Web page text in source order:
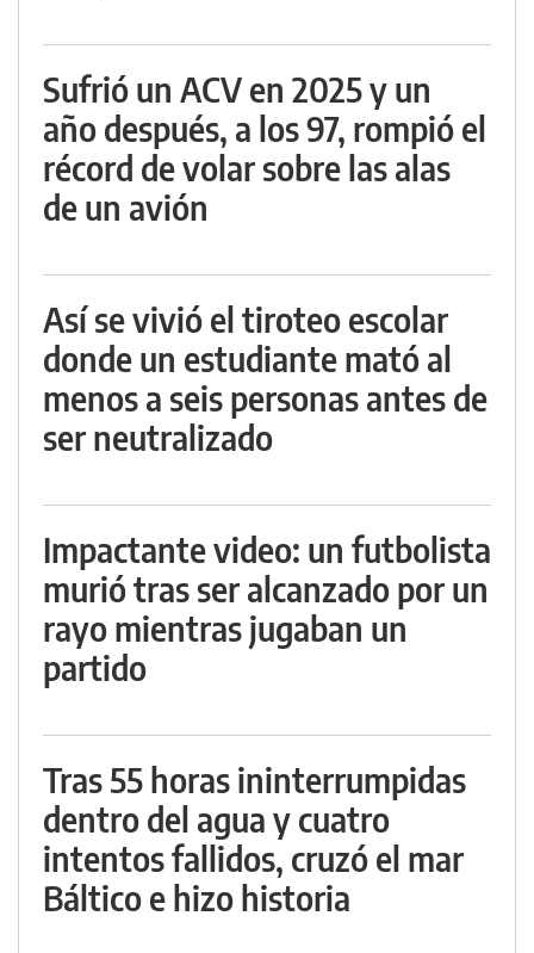
Sufrió un ACV en 2025 y un
año después, a los 97, rompió el
récord de volar sobre las alas
de un avión
Así se vivió el tiroteo escolar
donde un estudiante mató al
menos a seis personas antes de
ser neutralizado
Impactante video: un futbolista
murió tras ser alcanzado por un
rayo mientras jugaban un
partido
Tras 55 horas ininterrumpidas
dentro del agua y cuatro
intentos fallidos, cruzó el mar
Báltico e hizo historia